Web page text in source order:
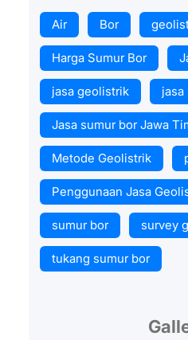
Air Bor
Harga Sumur Bor
jasa geolistrik jasa
Jasa sumur bor Jawa
Metode Geolistrik
Penggunaan Jasa
sumur bor survey
tukang sumur bor